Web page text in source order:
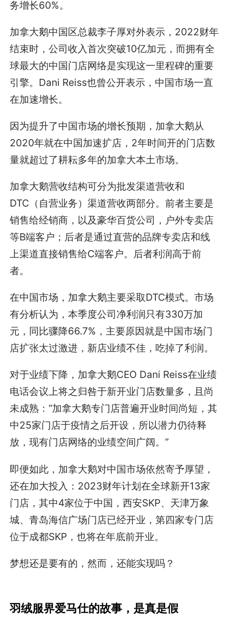
务增长60%。
加拿大鹅中国区总裁李子厚对外表示，2022财年
结束时，公司收入首次突破10亿加元，而拥有全
球最大的中国门店网络是实现这一里程碑的重要
引擎。Dani Reiss也曾公开表示，中国市场一直
在加速增长。
因为提升了中国市场的增长预期，加拿大鹅从
2020年就在中国加速扩店，2年时间开的门店数
量就超过了耕耘多年的加拿大本土市场。
加拿大鹅营收结构可分为批发渠道营收和
DTC（自营业务）渠道营收两部分。前者主要是
销售给经销商，以及豪华百货公司，户外专卖店
等B端客户；后者是通过直营的品牌专卖店和线
上渠道直接销售给C端客户。后者利润高于前
者。
在中国市场，加拿大鹅主要采取DTC模式。市场
有分析认为，本季度公司净利润只有330万加
元，同比骤降66.7%，主要原因就是中国市场门
店扩张太过激进，新店业绩不佳，吃掉了利润。
对于业绩下降，加拿大鹅CEO Dani Reiss在业绩
电话会议上将之归咎于新开业门店数量多，且尚
未成熟：“加拿大鹅专门店普遍开业时间尚短，其
中25家门店于疫情之后开设，所以潜力仍待释
放，现有门店网络的业绩空间广阔。”
即便如此，加拿大鹅对中国市场依然寄予厚望，
还在加大投入：2023财年计划在全球新开13家
门店，其中4家位于中国，西安SKP、天津万象
城、青岛海信广场门店已经开业，第四家专门店
位于成都SKP，也将在年底前开业。
梦想还是要有的，然而，还能实现吗？
羽绒服界爱马仕的故事，是真是假